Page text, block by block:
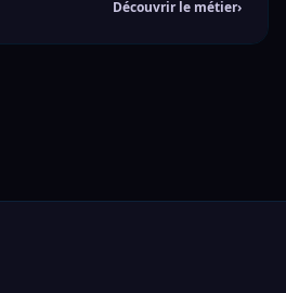
Découvrir le métier›